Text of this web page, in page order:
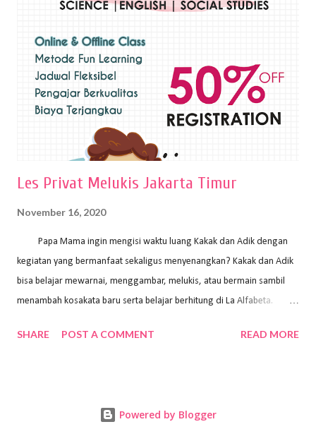
sapuan warna cat yang tebal. Dengan memberikan sapuan warna
pelukis untuk menghasilkan lukisan yang mempesona dan tentunya
bernilai tinggi. Ciri teknik plakat Ciri-ciri teknik plakat, yaitu: Sapuan
warna yang kental dan tebal. Hasil lukisan menutupi seluruh bagian
medianya Mem...
Les Privat Melukis Jakarta Timur
November 16, 2020
Papa Mama ingin mengisi waktu luang Kakak dan Adik dengan
kegiatan yang bermanfaat sekaligus menyenangkan? Kakak dan Adik
bisa belajar mewarnai, menggambar, melukis, atau bermain sambil
menambah kosakata baru serta belajar berhitung di La Alfabeta.
kok untuk mengajar dengan metode yang fun, La Alfabeta
Alfabeta. ⁣⁣⁣⁣Ada pilihan online class maupun offline class lho! Cek
SHARE POST A COMMENT READ MORE
Powered by Blogger